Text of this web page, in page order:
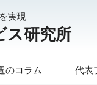
実現
ス研究所
のコラム 代表